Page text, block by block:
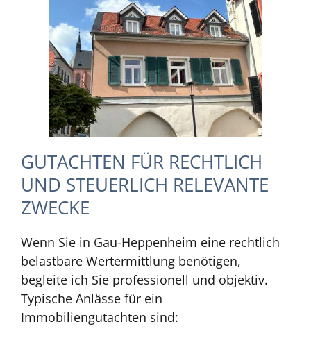
GUTACHTEN FÜR RECHTLICH
UND STEUERLICH RELEVANTE
ZWECKE
Wenn Sie in Gau-Heppenheim eine rechtlich
belastbare Wertermittlung benötigen,
begleite ich Sie professionell und objektiv.
Typische Anlässe für ein
Immobiliengutachten sind: